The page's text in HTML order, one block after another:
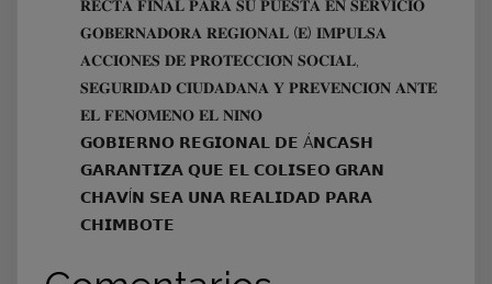
𝐑𝐄𝐂𝐓𝐀 𝐅𝐈𝐍𝐀𝐋 𝐏𝐀𝐑𝐀 𝐒𝐔 𝐏𝐔𝐄𝐒𝐓𝐀 𝐄𝐍 𝐒𝐄𝐑𝐕𝐈𝐂𝐈𝐎
𝐆𝐎𝐁𝐄𝐑𝐍𝐀𝐃𝐎𝐑𝐀 𝐑𝐄𝐆𝐈𝐎𝐍𝐀𝐋 (𝐄) 𝐈𝐌𝐏𝐔𝐋𝐒𝐀
𝐀𝐂𝐂𝐈𝐎𝐍𝐄𝐒 𝐃𝐄 𝐏𝐑𝐎𝐓𝐄𝐂𝐂𝐈𝐎́𝐍 𝐒𝐎𝐂𝐈𝐀𝐋,
𝐒𝐄𝐆𝐔𝐑𝐈𝐃𝐀𝐃 𝐂𝐈𝐔𝐃𝐀𝐃𝐀𝐍𝐀 𝐘 𝐏𝐑𝐄𝐕𝐄𝐍𝐂𝐈𝐎́𝐍 𝐀𝐍𝐓𝐄
𝐄𝐋 𝐅𝐄𝐍𝐎́𝐌𝐄𝐍𝐎 𝐄𝐋 𝐍𝐈𝐍̃𝐎
𝗚𝗢𝗕𝗜𝗘𝗥𝗡𝗢 𝗥𝗘𝗚𝗜𝗢𝗡𝗔𝗟 𝗗𝗘 Á𝗡𝗖𝗔𝗦𝗛
𝗚𝗔𝗥𝗔𝗡𝗧𝗜𝗭𝗔 𝗤𝗨𝗘 𝗘𝗟 𝗖𝗢𝗟𝗜𝗦𝗘𝗢 𝗚𝗥𝗔𝗡
𝗖𝗛𝗔𝗩Í𝗡 𝗦𝗘𝗔 𝗨𝗡𝗔 𝗥𝗘𝗔𝗟𝗜𝗗𝗔𝗗 𝗣𝗔𝗥𝗔
𝗖𝗛𝗜𝗠𝗕𝗢𝗧𝗘